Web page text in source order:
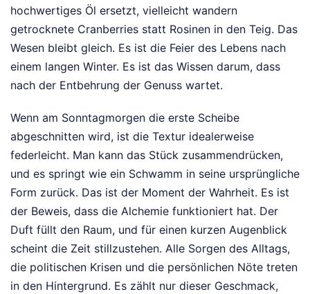
hochwertiges Öl ersetzt, vielleicht wandern
getrocknete Cranberries statt Rosinen in den Teig. Das
Wesen bleibt gleich. Es ist die Feier des Lebens nach
einem langen Winter. Es ist das Wissen darum, dass
nach der Entbehrung der Genuss wartet.
Wenn am Sonntagmorgen die erste Scheibe
abgeschnitten wird, ist die Textur idealerweise
federleicht. Man kann das Stück zusammendrücken,
und es springt wie ein Schwamm in seine ursprüngliche
Form zurück. Das ist der Moment der Wahrheit. Es ist
der Beweis, dass die Alchemie funktioniert hat. Der
Duft füllt den Raum, und für einen kurzen Augenblick
scheint die Zeit stillzustehen. Alle Sorgen des Alltags,
die politischen Krisen und die persönlichen Nöte treten
in den Hintergrund. Es zählt nur dieser Geschmack,